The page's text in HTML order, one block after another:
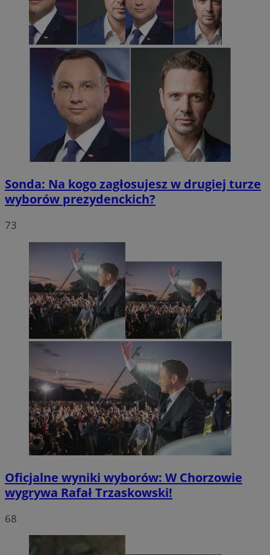
Sonda: Na kogo zagłosujesz w drugiej turze
wyborów prezydenckich?
73
Oficjalne wyniki wyborów: W Chorzowie
wygrywa Rafał Trzaskowski!
68